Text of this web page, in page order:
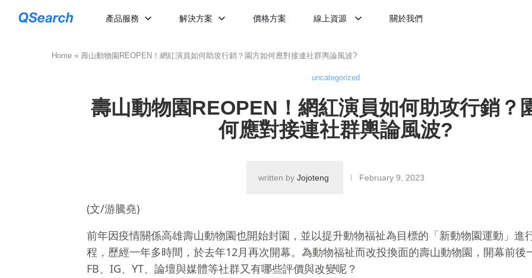
產品服務 解決方案 價格方案 線上資源 關於我們
Home » 壽山動物園REOPEN！網紅演員如何助攻行銷？園方如何應對接連社群輿論風波?
uncategorized
壽山動物園REOPEN！網紅演員如何助攻行銷？
何應對接連社群輿論風波?
written byJojoteng February 9, 2023
(文/游騰堯)
前年因疫情關係高雄壽山動物園也開始封園，並以提升動物福祉為目標的「新動物園運動」進
程，歷經一年多時間，於去年12月再次開幕。為動物福祉而改投換面的壽山動物園，開幕前後
FB、IG、YT、論壇與媒體等社群又有哪些評價與改變呢？